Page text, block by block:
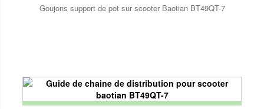
Goujons support de pot sur scooter Baotian BT49QT-7